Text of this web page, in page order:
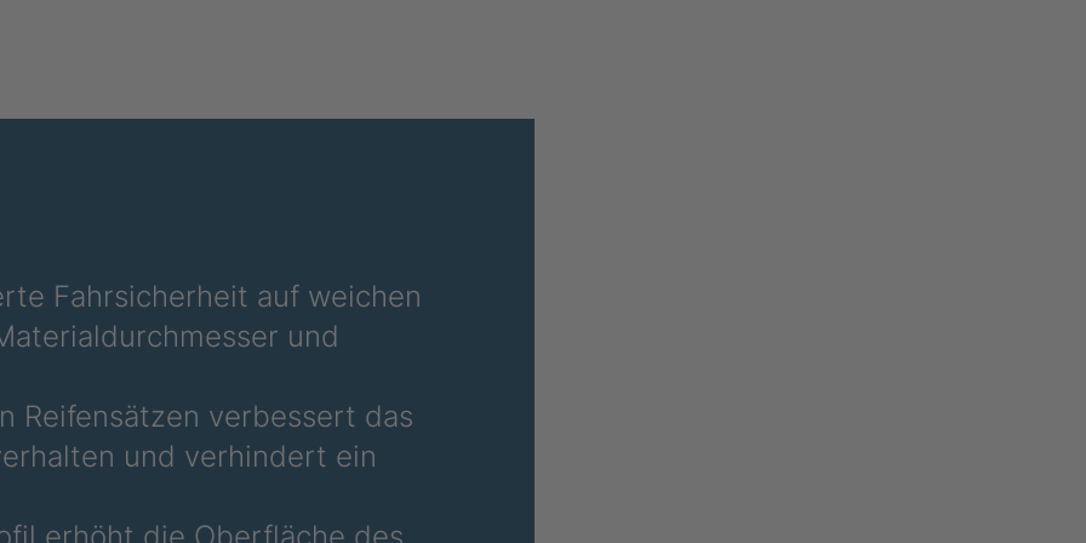
4043761
4046016
4049774
4050062
4050081
Fahrsicherheit auf weichen
und
Reifensätzen verbessert das
und verhindert ein